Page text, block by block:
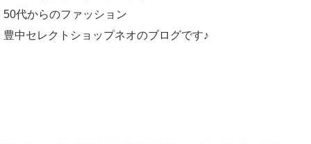
50代からのファッション
豊中セレクトショップネオのブログです♪